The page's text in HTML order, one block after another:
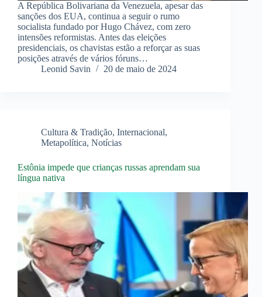
A República Bolivariana da Venezuela, apesar das
sanções dos EUA, continua a seguir o rumo
socialista fundado por Hugo Chávez, com zero
intensões reformistas. Antes das eleições
presidenciais, os chavistas estão a reforçar as suas
posições através de vários fóruns…
Leonid Savin
20 de maio de 2024
Cultura & Tradição, Internacional,
Metapolítica, Notícias
Estônia impede que crianças russas aprendam sua
língua nativa